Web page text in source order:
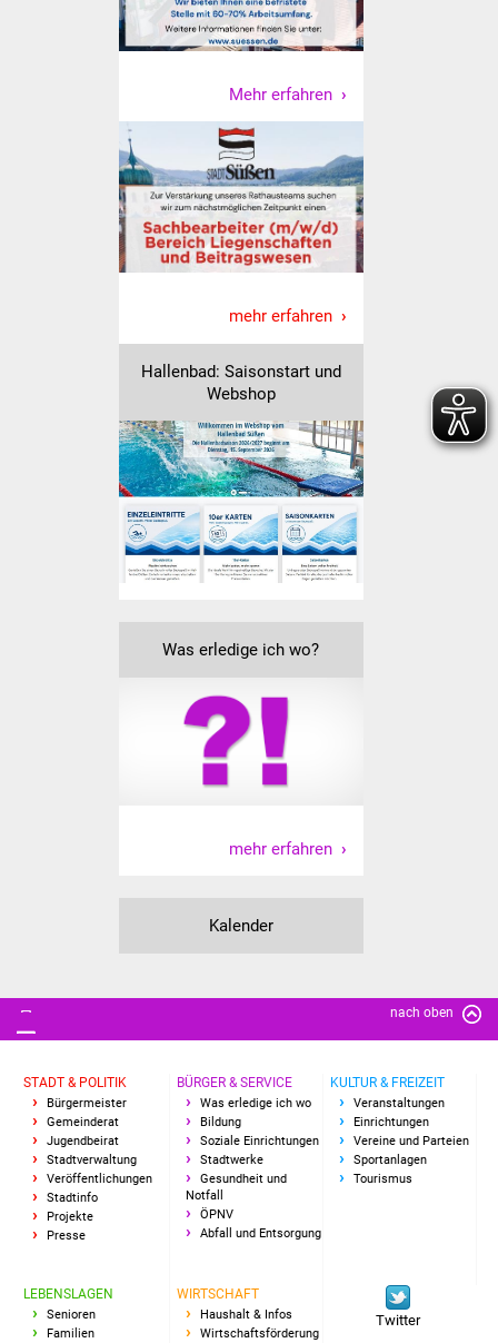
Einrichtungen
Stadtarchiv
Zehntscheuer
Bürgerhaus
Kulturhalle
Vereine und Parteien
Selbsteintrag Vereine
Beirat Süßener Vereine
Sportanlagen
Tourismus
Route der
Industriekultur
Senioren
Familien
Familientreff
Migration und Integration
Mehr erfahren
mehr erfahren
Hallenbad: Saisonstart und
Webshop
Was erledige ich wo?
mehr erfahren
Kalender
nach oben
STADT & POLITIK
Bürgermeister
Gemeinderat
Jugendbeirat
Stadtverwaltung
Veröffentlichungen
Stadtinfo
Projekte
Presse
BÜRGER & SERVICE
Was erledige ich wo
Bildung
Soziale Einrichtungen
Stadtwerke
Gesundheit und
Notfall
ÖPNV
Abfall und Entsorgung
KULTUR & FREIZEIT
Veranstaltungen
Einrichtungen
Vereine und Parteien
Sportanlagen
Tourismus
LEBENSLAGEN
Senioren
Familien
WIRTSCHAFT
Haushalt & Infos
Wirtschaftsförderung
Twitter